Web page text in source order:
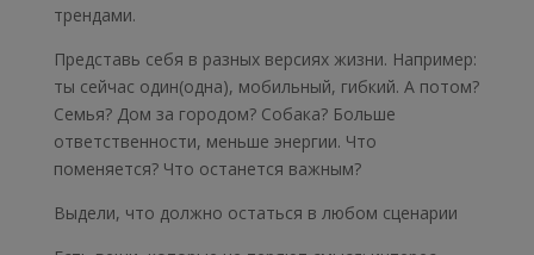
трендами.
Представь себя в разных версиях жизни. Например:
ты сейчас один(одна), мобильный, гибкий. А потом?
Семья? Дом за городом? Собака? Больше
ответственности, меньше энергии. Что
поменяется? Что останется важным?
Выдели, что должно остаться в любом сценарии